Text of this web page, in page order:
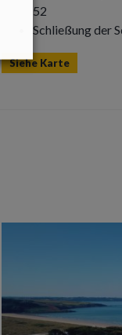
52
Schließung der
Siehe Karte